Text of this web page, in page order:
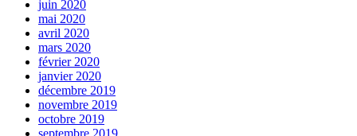
juin 2020
mai 2020
avril 2020
mars 2020
février 2020
janvier 2020
décembre 2019
novembre 2019
octobre 2019
septembre 2019